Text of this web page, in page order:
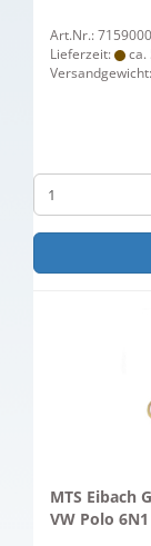
Art.Nr.:
Lieferzeit:
ca.
Versandgewicht:
MTS Eibach
VW Polo 6N1